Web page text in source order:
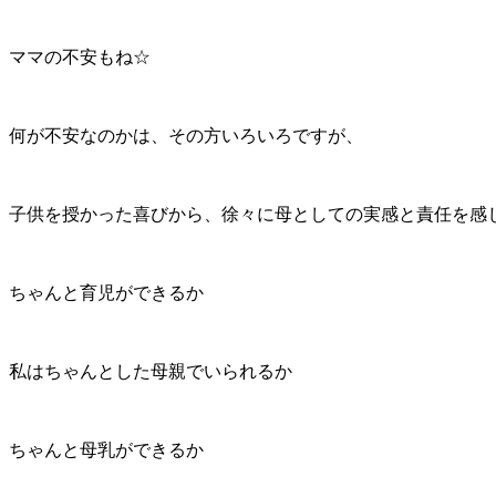
ママの不安もね☆
何が不安なのかは、その方いろいろですが、
子供を授かった喜びから、徐々に母としての実感と責任を感
ちゃんと育児ができるか
私はちゃんとした母親でいられるか
ちゃんと母乳ができるか